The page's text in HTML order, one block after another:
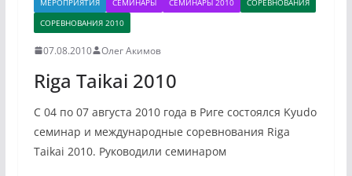
МЕРОПРИЯТИЯ СЕМИНАРЫ СЕМИНАРЫ 2010
СОРЕВНОВАНИЯ
СОРЕВНОВАНИЯ 2010
07.08.2010 Олег Акимов
Riga Taikai 2010
С 04 по 07 августа 2010 года в Риге состоялся Kyudo
семинар и международные соревнования Riga
Taikai 2010. Руководили семинаром